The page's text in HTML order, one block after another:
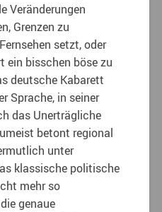
Veränderungen
Grenzen zu
setzt, oder
ein bisschen böse zu
deutsche Kabarett
Sprache, in seiner
das Unerträgliche
betont regional
unter
klassische politische
mehr so
genaue